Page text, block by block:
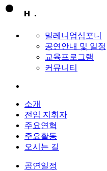
밀레니엄심포니
공연안내 및 일정
교육프로그램
커뮤니티
소개
전임 지휘자
주요연혁
주요활동
오시는 길
공연일정